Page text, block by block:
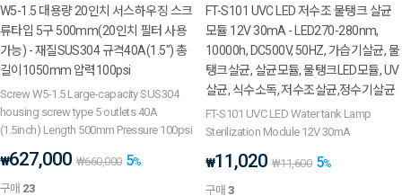
W5-1.5 대용량 20인치 서스하우징 스크
류타입 5구 500mm(20인치 필터 사용
가능) - 재질SUS304 규격40A(1.5") 총
길이1050mm 압력100psi
Screw W5-1.5 Large-capacity SUS304
housing screw type 5 outlets 40A
(1.5inch) Length 500mm Pressure 100psi
₩627,000 ₩660,000 5%
구매 23
FT-S101 UVC LED 저수조 물탱크 살균
모듈 12V 30mA - LED270-280nm,
10000h, DC500V, 50HZ, 가습기살균, 물
탱크살균, 살균모듈, 물탱크LED모듈, UV
살균, 식수소독, 저수조살균,정수기살균
FT-S101 UVC LED Water tank Lamp
Sterilization Module 12V 30mA
₩11,020 ₩11,600 5%
구매3